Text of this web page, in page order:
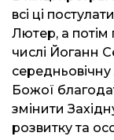
всі ці
Лютер, а потім
числі Йоганн
Божої
змінити
розвитку та